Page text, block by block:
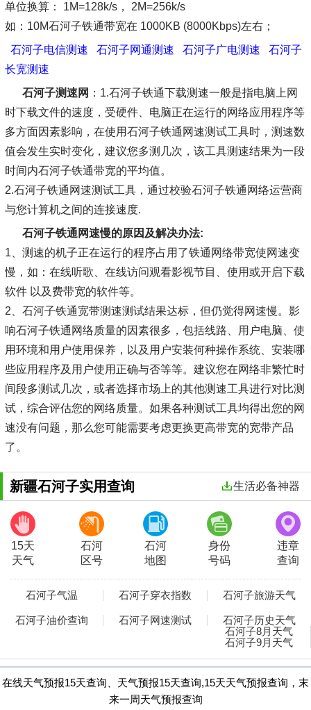
单位换算： 1M=128k/s， 2M=256k/s
如：10M石河子铁通带宽在 1000KB (8000Kbps)左右；
石河子电信测速
石河子网通测速 石河子广电测速
石河子
长宽测速
石河子测速网 ：1.石河子铁通下载测速一般是指电脑上网
时下载文件的速度，受硬件、电脑正在运行的网络应用程序等
多方面因素影响，在使用石河子铁通网速测试工具时，测速数
值会发生实时变化，建议您多测几次，该工具测速结果为一段
时间内石河子铁通带宽的平均值。
2.石河子铁通网速测试工具，通过校验石河子铁通网络运营商
与您计算机之间的连接速度.
石河子铁通网速慢的原因及解决办法:
1、测速的机子正在运行的程序占用了铁通网络带宽使网速变
慢，如：在线听歌、在线访问观看影视节目、使用或开启下载
软件 以及费带宽的软件等。
2、石河子铁通宽带测速测试结果达标，但仍觉得网速慢。影
响石河子铁通网络质量的因素很多，包括线路、用户电脑、使
用环境和用户使用保养，以及用户安装何种操作系统、安装哪
些应用程序及用户使用正确与否等等。建议您在网络非繁忙时
间段多测试几次，或者选择市场上的其他测速工具进行对比测
试，综合评估您的网络质量。如果各种测试工具均得出您的网
速没有问题，那么您可能需要考虑更换更高带宽的宽带产品
了。
新疆石河子实用查询 生活必备神器
15天
天气
石河
区号
石河
地图
身份
号码
违章
查询
石河子气温 石河子穿衣指数 石河子旅游天气
石河子油价查询 石河子网速测试
石河子历史天气
石河子8月天气
石河子9月天气
在线天气预报15天查询、天气预报15天查询,15天天气预报查询，末
来一周天气预报查询